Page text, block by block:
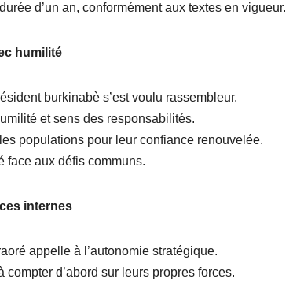
d’un an, conformément aux textes en vigueur.
humilité
burkinabè s’est voulu rassembleur.
et sens des responsabilités.
populations pour leur confiance renouvelée.
face aux défis communs.
internes
appelle à l’autonomie stratégique.
compter d’abord sur leurs propres forces.